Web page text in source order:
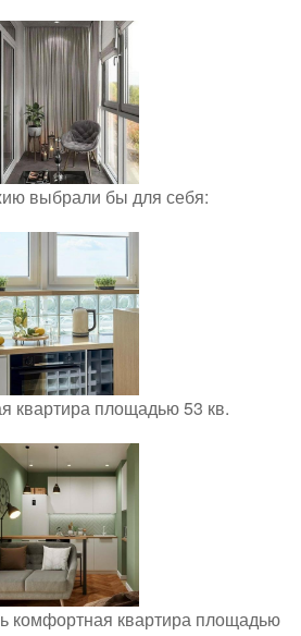
выбрали бы для себя:
квартира площадью 53 кв.
комфортная квартира площадью